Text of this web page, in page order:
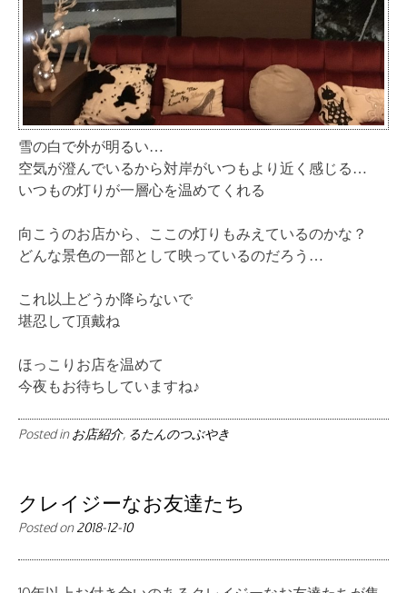
雪の白で外が明るい…
空気が澄んでいるから対岸がいつもより近く感じる…
いつもの灯りが一層心を温めてくれる
向こうのお店から、ここの灯りもみえているのかな？
どんな景色の一部として映っているのだろう…
これ以上どうか降らないで
堪忍して頂戴ね
ほっこりお店を温めて
今夜もお待ちしていますね♪
Posted inお店紹介, るたんのつぶやき
クレイジーなお友達たち
Posted on2018-12-10